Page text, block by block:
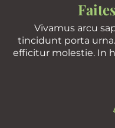
Vivamus arcu
tincidunt porta
efficitur molestie. In